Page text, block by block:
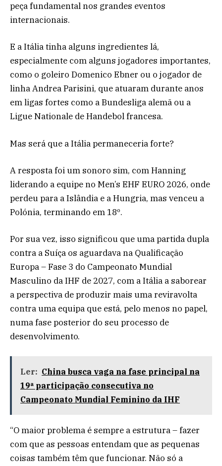
peça fundamental nos grandes eventos
internacionais.
E a Itália tinha alguns ingredientes lá,
especialmente com alguns jogadores importantes,
como o goleiro Domenico Ebner ou o jogador de
linha Andrea Parisini, que atuaram durante anos
em ligas fortes como a Bundesliga alemã ou a
Ligue Nationale de Handebol francesa.
Mas será que a Itália permaneceria forte?
A resposta foi um sonoro sim, com Hanning
liderando a equipe no Men’s EHF EURO 2026, onde
perdeu para a Islândia e a Hungria, mas venceu a
Polónia, terminando em 18º.
Por sua vez, isso significou que uma partida dupla
contra a Suíça os aguardava na Qualificação
Europa – Fase 3 do Campeonato Mundial
Masculino da IHF de 2027, com a Itália a saborear
a perspectiva de produzir mais uma reviravolta
contra uma equipa que está, pelo menos no papel,
numa fase posterior do seu processo de
desenvolvimento.
Ler: China busca vaga na fase principal na
19ª participação consecutiva no
Campeonato Mundial Feminino da IHF
“O maior problema é sempre a estrutura – fazer
com que as pessoas entendam que as pequenas
coisas também têm que funcionar. Não só a